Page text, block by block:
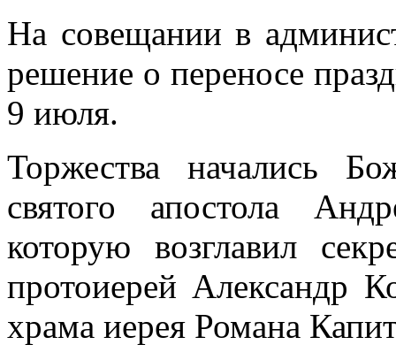
На совещании в
решение о переносе
9 июля.
Торжества начались
святого апостола
которую возглавил
протоиерей Александр
храма иерея Романа